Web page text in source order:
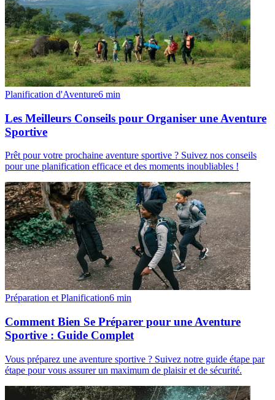
Planification d'Aventure6 min
Les Meilleurs Conseils pour Organiser une Aventure
Sportive
Prêt pour votre prochaine aventure sportive ? Suivez nos conseils
pour une planification efficace et des moments inoubliables !
Préparation et Planification6 min
Comment Bien Se Préparer pour une Aventure
Sportive : Guide Complet
Vous préparez une aventure sportive ? Suivez notre guide étape par
étape pour vous assurer un maximum de plaisir et de sécurité.